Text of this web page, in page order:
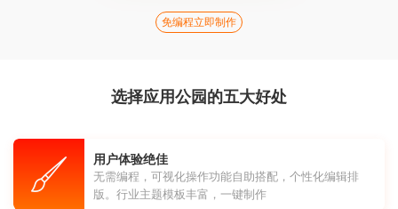
免编程立即制作
选择应用公园的五大好处
用户体验绝佳
无需编程，可视化操作功能自助搭配，个性化编辑排
版。行业主题模板丰富，一键制作